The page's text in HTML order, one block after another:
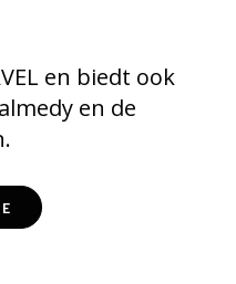
en biedt ook
en de